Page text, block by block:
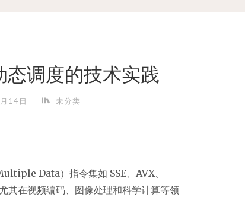
调度的技术实践
14日 未分类
Data）指令集如 SSE、AVX、
其在视频编码、图像处理和科学计算等领